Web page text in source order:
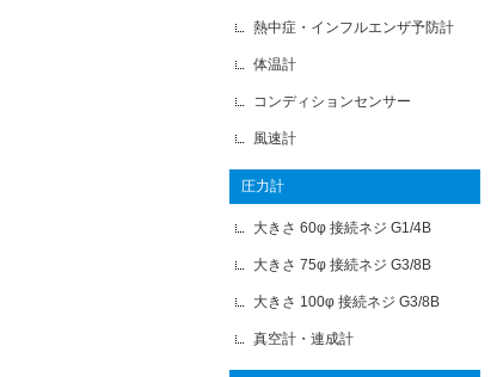
熱中症・インフルエンザ予防計
体温計
コンディションセンサー
風速計
圧力計
大きさ 60φ 接続ネジ G1/4B
大きさ 75φ 接続ネジ G3/8B
大きさ 100φ 接続ネジ G3/8B
真空計・連成計